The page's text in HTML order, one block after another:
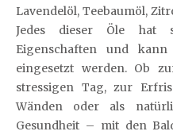
Lavendelöl, Teebaumöl,
Jedes dieser Öle hat
Eigenschaften und
eingesetzt werden. Ob
stressigen Tag, zur
Wänden oder als
Gesundheit – mit den